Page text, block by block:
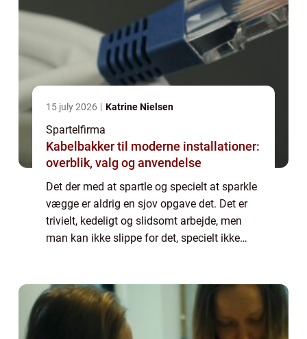
15 july 2026 Katrine Nielsen
Spartelfirma
Kabelbakker til moderne installationer:
overblik, valg og anvendelse
Det der med at spartle og specielt at sparkle
vægge er aldrig en sjov opgave det. Det er
trivielt, kedeligt og slidsomt arbejde, men
man kan ikke slippe for det, specielt ikke